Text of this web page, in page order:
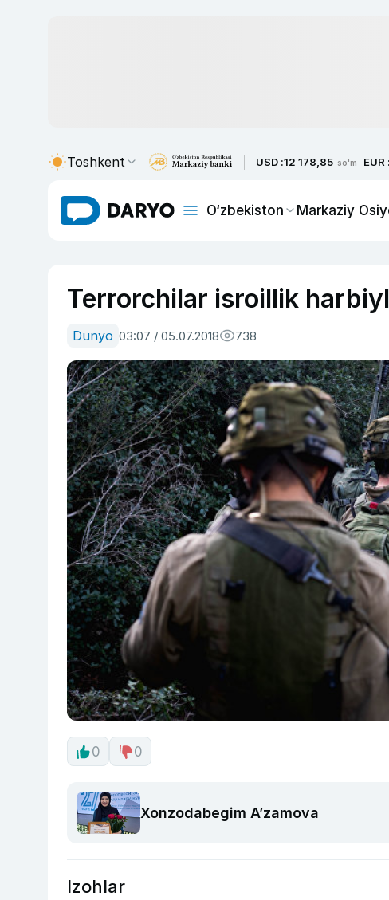
Toshkent USD :12 178,85 so'm EUR :
O‘zbekiston Markaziy
Terrorchilar isroillik
Dunyo 03:07 / 05.07.2018 738
0 0
Xonzodabegim A’zamova
Izohlar